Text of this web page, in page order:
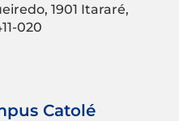
1901 Itararé,
020
Catolé